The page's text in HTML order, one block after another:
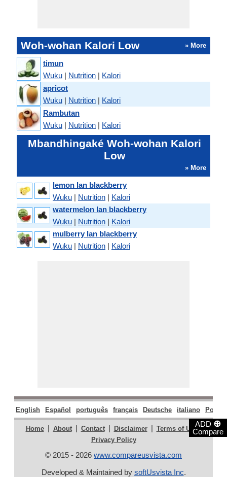
ADD ⊕
Compare
Woh-wohan Kalori Low » More
timun
Wuku | Nutrition | Kalori
apricot
Wuku | Nutrition | Kalori
Rambutan
Wuku | Nutrition | Kalori
Mbandhingaké Woh-wohan Kalori
Low
» More
lemon lan blackberry
Wuku | Nutrition | Kalori
watermelon lan blackberry
Wuku | Nutrition | Kalori
mulberry lan blackberry
Wuku | Nutrition | Kalori
English Español português français Deutsche italiano
Home | About | Contact | Disclaimer | Terms of Use |
Privacy Policy
© 2015 - 2026 www.compareusvista.com
Developed & Maintained by softUsvista Inc.